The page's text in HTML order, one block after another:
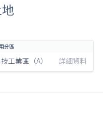
工業區（A） 詳細資料